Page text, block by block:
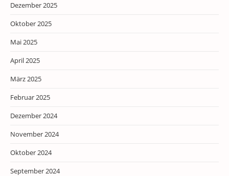
Dezember 2025
Oktober 2025
Mai 2025
April 2025
März 2025
Februar 2025
Dezember 2024
November 2024
Oktober 2024
September 2024